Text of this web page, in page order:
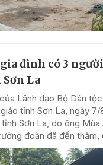
đình có 3
La
Lãnh đạo Bộ Dân
tỉnh Sơn La, ngày
Sơn La, do ông
đoàn đã đến thăm,